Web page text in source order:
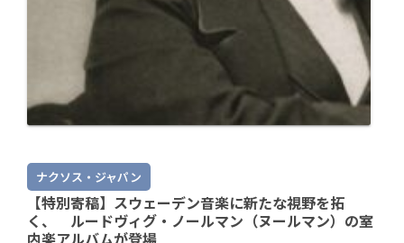
ナクソス・ジャパン
【特別寄稿】スウェーデン音楽に新たな視野を拓
く、 ルードヴィグ・ノールマン（ヌールマン）の室
内楽アルバムが登場